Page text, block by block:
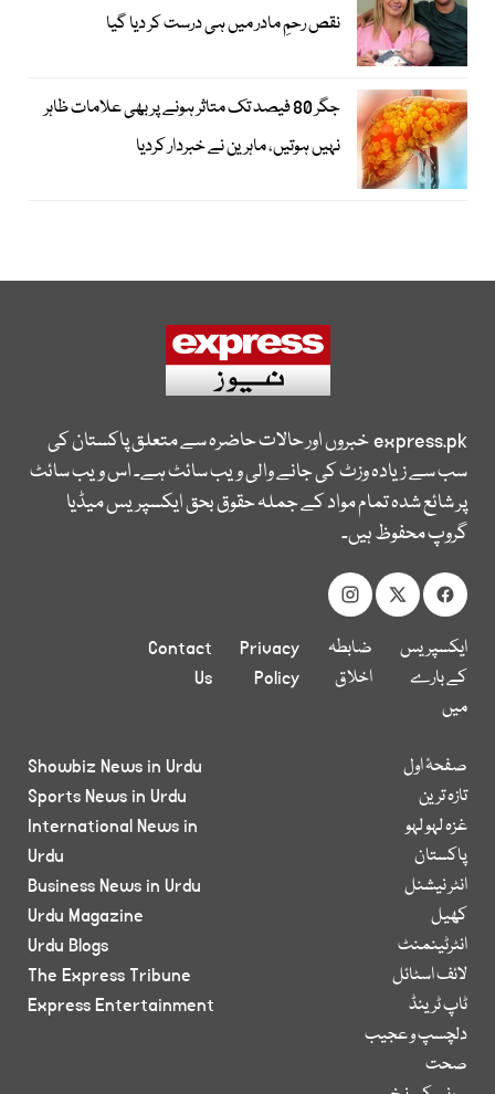
نقص رحمِ مادر میں ہی درست کر دیا گیا
جگر 80 فیصد تک متاثر ہونے پر بھی علامات ظاہر
نہیں ہوتیں، ماہرین نے خبردار کردیا
express.pkخبروں اور حالات حاضرہ سے متعلق پاکستان کی
سب سے زیادہ وزٹ کی جانے والی ویب سائٹ ہے۔ اس ویب سائٹ
پر شائع شدہ تمام مواد کے جملہ حقوق بحق ایکسپریس میڈیا
گروپ محفوظ ہیں۔
ایکسپریس
کے بارے
میں
ضابطہ
اخلاق
Privacy
Policy
Contact
Us
صفحۂ اول
تازہ ترین
غزہ لہو لہو
پاکستان
انٹر نیشنل
کھیل
انٹرٹینمنٹ
لائف اسٹائل
ٹاپ ٹرینڈ
دلچسپ و عجیب
صحت
Showbiz News in Urdu
Sports News in Urdu
International News in
Urdu
Business News in Urdu
Urdu Magazine
Urdu Blogs
The Express Tribune
Express Entertainment